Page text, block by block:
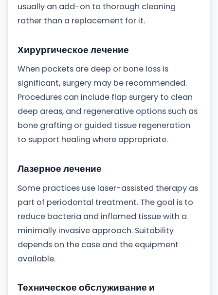
usually an add-on to thorough cleaning
rather than a replacement for it.
Хирургическое лечение
When pockets are deep or bone loss is
significant, surgery may be recommended.
Procedures can include flap surgery to clean
deep areas, and regenerative options such as
bone grafting or guided tissue regeneration
to support healing where appropriate.
Лазерное лечение
Some practices use laser-assisted therapy as
part of periodontal treatment. The goal is to
reduce bacteria and inflamed tissue with a
minimally invasive approach. Suitability
depends on the case and the equipment
available.
Техническое обслуживание и